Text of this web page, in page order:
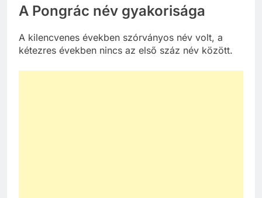
A Pongrác név gyakorisága
A kilencvenes években szórványos név volt, a
kétezres években nincs az első száz név között.